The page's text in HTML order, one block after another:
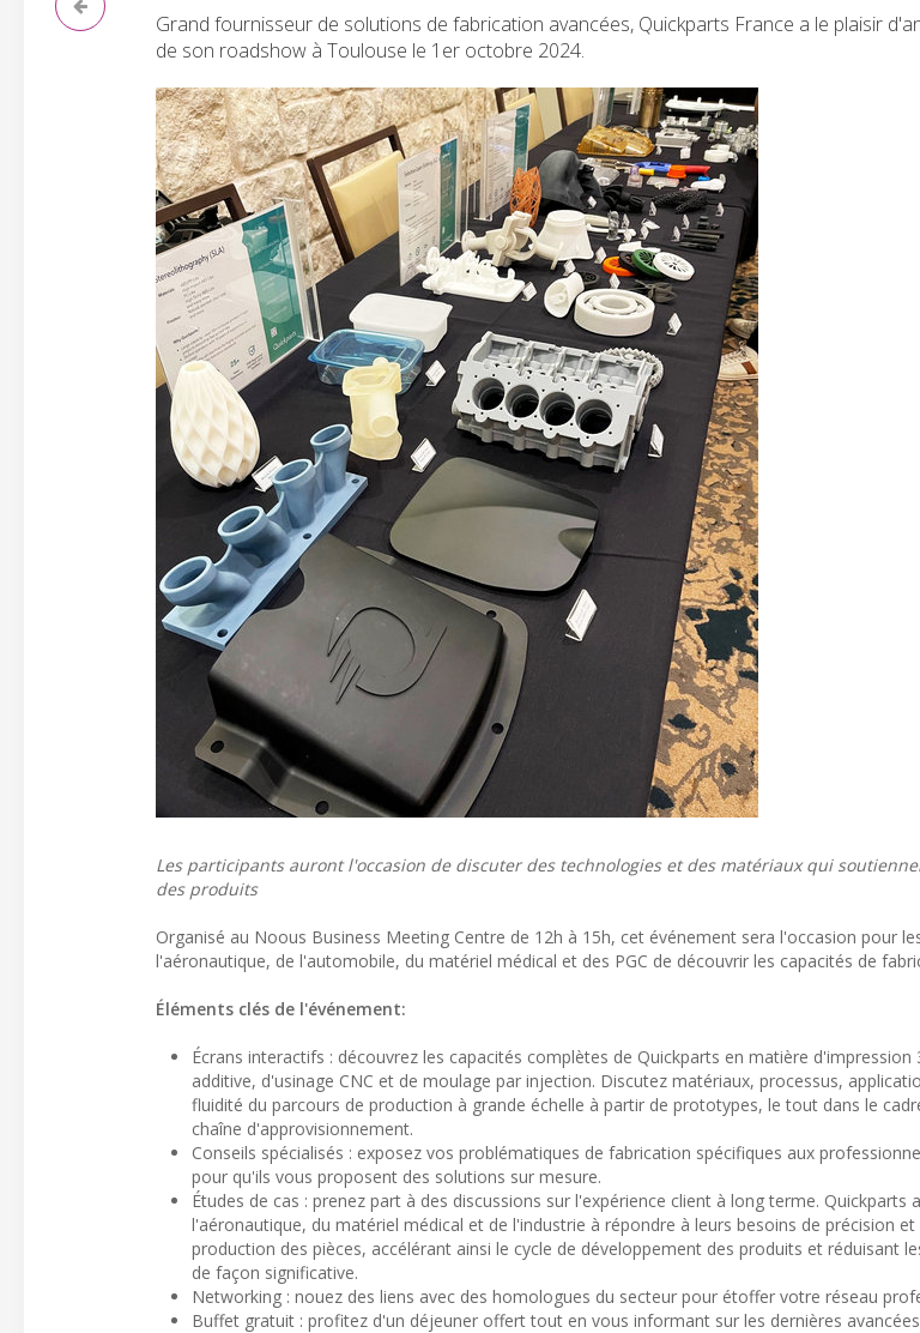
Grand fournisseur de solutions de fabrication avancées, Quickparts France a le plaisir
de son roadshow à Toulouse le 1er octobre 2024.
Les participants auront l'occasion de discuter des technologies et des matériaux qui
des produits
Organisé au Noous Business Meeting Centre de 12h à 15h, cet événement sera l'occasion pour
l'aéronautique, de l'automobile, du matériel médical et des PGC de découvrir les capacités de
Éléments clés de l'événement:
Écrans interactifs : découvrez les capacités complètes de Quickparts en matière
additive, d'usinage CNC et de moulage par injection. Discutez matériaux, processus,
fluidité du parcours de production à grande échelle à partir de prototypes, le tout dans le
chaîne d'approvisionnement.
Conseils spécialisés : exposez vos problématiques de fabrication spécifiques aux
pour qu'ils vous proposent des solutions sur mesure.
Études de cas : prenez part à des discussions sur l'expérience client à long terme. Quickparts
l'aéronautique, du matériel médical et de l'industrie à répondre à leurs besoins de précision
production des pièces, accélérant ainsi le cycle de développement des produits et réduisant
de façon significative.
Networking : nouez des liens avec des homologues du secteur pour étoffer votre réseau
Buffet gratuit : profitez d'un déjeuner offert tout en vous informant sur les dernières